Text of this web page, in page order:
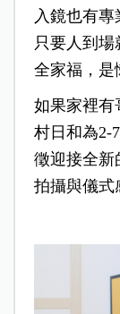
入鏡也有
只要人到
全家福，是
如果家裡有
村日和為2-
徵迎接全新
拍攝與儀式